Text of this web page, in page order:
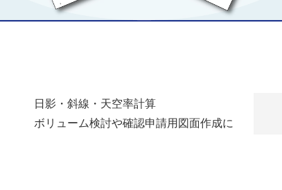
日影・斜線・天空率計算
ボリューム検討や確認申請用図面作成に